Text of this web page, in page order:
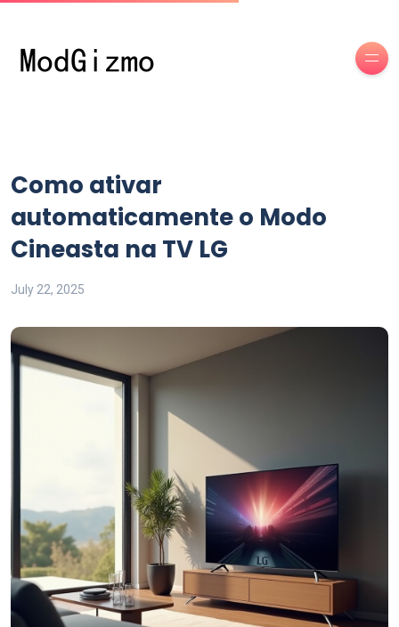
Como ativar
automaticamente o Modo
Cineasta na TV LG
July 22, 2025